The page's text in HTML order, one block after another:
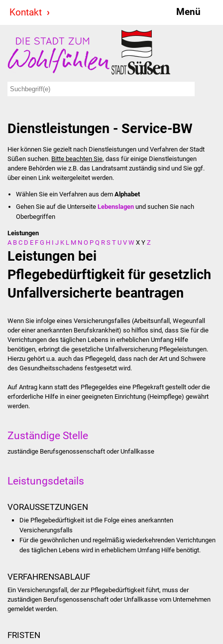
Kontakt Menü
Stadt & Politik
Bürgermeister
Ausschüsse
Ratsinformationssystem
Jugendbeirat
Summerrockfestival
Stadtverwaltung
Ansprechpartner
Behördenwegweiser
Kontakt
Veröffentlichungen
Ortsrecht
Stadtinfo
Projekte
Schulentwicklung Bizet
Sanierung Bizethalle
Dienstleistungen - Service-BW
Hier können Sie gezielt nach Dienstleistungen und Verfahren der Stadt
Süßen suchen. Bitte beachten Sie, dass für einige Dienstleistungen
andere Behörden wie z.B. das Landratsamt zuständig sind und Sie ggf.
über einen Link weitergeleitet werden.
Wählen Sie ein Verfahren aus dem Alphabet
Gehen Sie auf die UnterseiteLebenslagen und suchen Sie nach
Oberbegriffen
Leistungen
A B C D E F G H I J K L M N O P Q R S T U V W X Y Z
Leistungen bei
Pflegebedürftigkeit für gesetzlich
Unfallversicherte beantragen
Wenn Sie infolge eines Versicherungsfalles (Arbeitsunfall, Wegeunfall
oder einer anerkannten Berufskrankheit) so hilflos sind, dass Sie für die
Verrichtungen des täglichen Lebens in erheblichen Umfang Hilfe
benötigen, erbringt die gesetzliche Unfallversicherung Pflegeleistungen.
Hierzu gehört u.a. auch das Pflegegeld, dass nach der Art und Schwere
des Gesundheitsschadens festgesetzt wird.
Auf Antrag kann statt des Pflegegeldes eine Pflegekraft gestellt oder die
erforderliche Hilfe in einer geeigneten Einrichtung (Heimpflege) gewährt
werden.
Zuständige Stelle
zuständige Berufsgenossenschaft oder Unfallkasse
Leistungsdetails
VORAUSSETZUNGEN
Die Pflegebedürftigkeit ist die Folge eines anerkannten
Versicherungsfalls
Für die gewöhnlichen und regelmäßig wiederkehrenden Verrichtungen
des täglichen Lebens wird in erheblichem Umfang Hilfe benötigt.
VERFAHRENSABLAUF
Ein Versicherungsfall, der zur Pflegebedürftigkeit führt, muss der
zuständigen Berufsgenossenschaft oder Unfallkasse vom Unternehmen
gemeldet werden.
FRISTEN